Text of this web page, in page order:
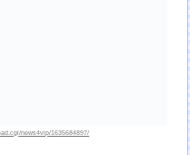
news4vip/1635684897/